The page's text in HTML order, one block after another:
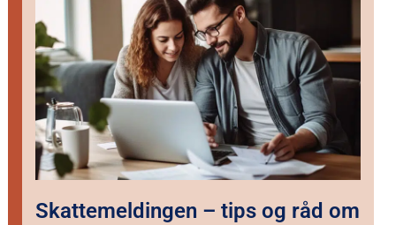
Skattemeldingen – tips og råd om